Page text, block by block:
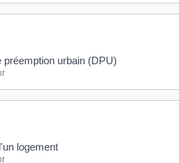
préemption urbain (DPU)
logement